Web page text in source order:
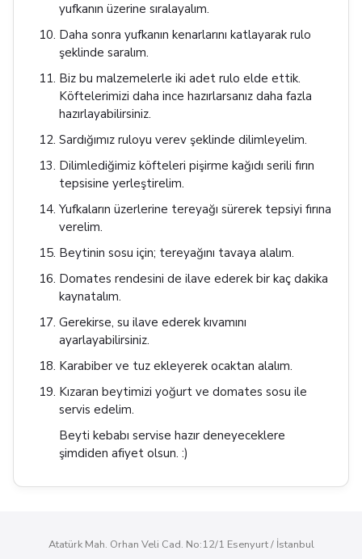
yufkanın üzerine sıralayalım.
Daha sonra yufkanın kenarlarını katlayarak rulo
şeklinde saralım.
Biz bu malzemelerle iki adet rulo elde ettik.
Köftelerimizi daha ince hazırlarsanız daha fazla
hazırlayabilirsiniz.
Sardığımız ruloyu verev şeklinde dilimleyelim.
Dilimlediğimiz köfteleri pişirme kağıdı serili fırın
tepsisine yerleştirelim.
Yufkaların üzerlerine tereyağı sürerek tepsiyi fırına
verelim.
Beytinin sosu için; tereyağını tavaya alalım.
Domates rendesini de ilave ederek bir kaç dakika
kaynatalım.
Gerekirse, su ilave ederek kıvamını
ayarlayabilirsiniz.
Karabiber ve tuz ekleyerek ocaktan alalım.
Kızaran beytimizi yoğurt ve domates sosu ile
servis edelim.
Beyti kebabı servise hazır deneyeceklere
şimdiden afiyet olsun. :)
Atatürk Mah. Orhan Veli Cad. No:12/1 Esenyurt / İstanbul